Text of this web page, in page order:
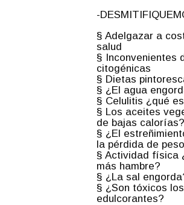
-
§ Adelgazar a
salud
§ Inconvenientes
citogénicas
§ Dietas
§ ¿El agua
§ Celulitis ¿qué
§ Los aceites
de bajas calorías?
§ ¿El
la pérdida de
§ Actividad física
más hambre?
§ ¿La sal
§ ¿Son tóxicos los
edulcorantes?